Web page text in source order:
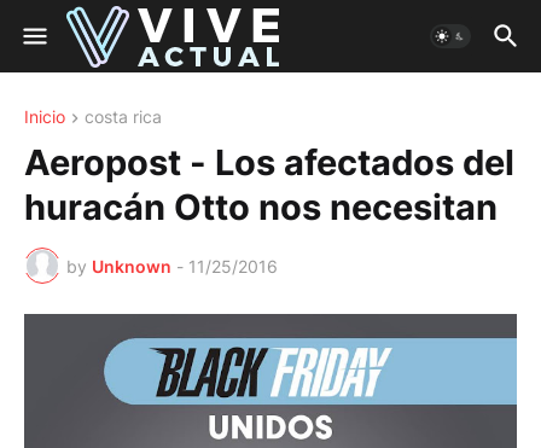
Inicio costa rica
Aeropost - Los afectados del
huracán Otto nos necesitan
by Unknown - 11/25/2016